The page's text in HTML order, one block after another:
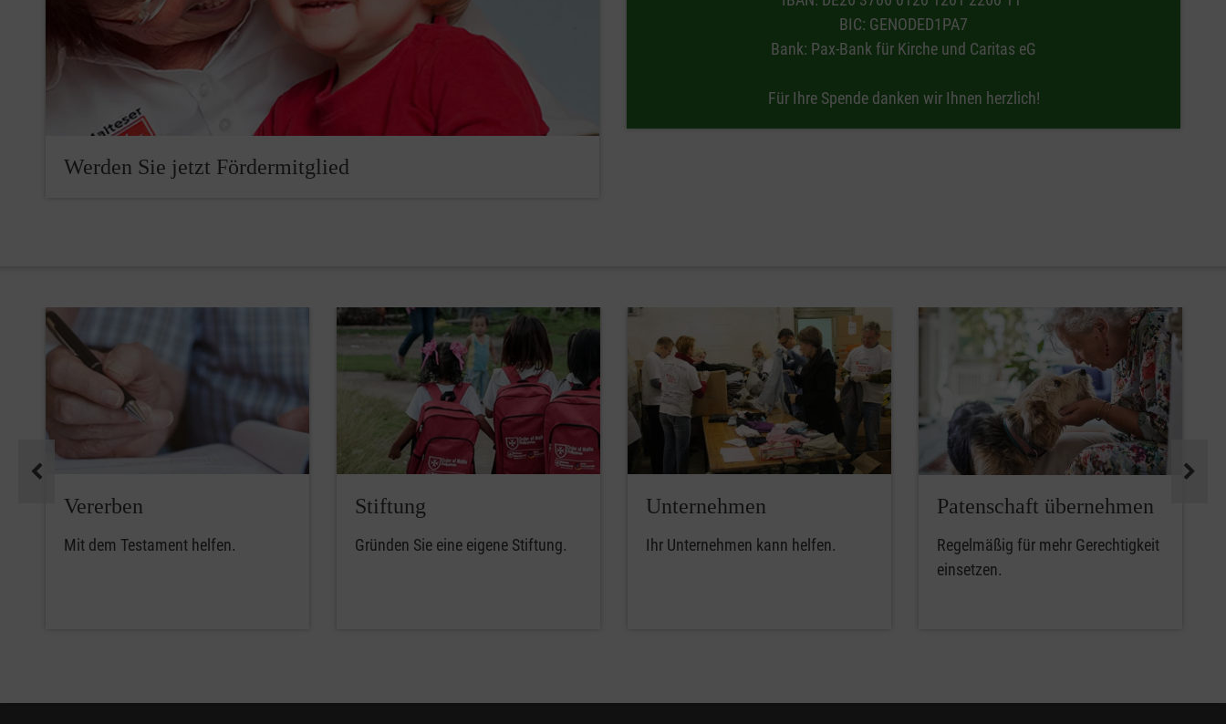
Werden Sie jetzt Fördermitglied
BIC: GENODED1PA7
Bank: Pax-Bank für Kirche und Caritas eG
Für Ihre Spende danken wir Ihnen herzlich!
Pause
Vererben
Mit dem Testament helfen.
Stiftung
Gründen Sie eine eigene Stiftung.
Unternehmen
Ihr Unternehmen kann helfen.
Patenschaft übernehmen
Regelmäßig für mehr Gerechtigkeit
einsetzen.